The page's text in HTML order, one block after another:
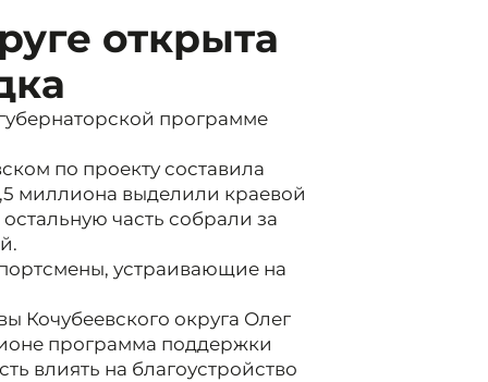
открыта
программе
по проекту составила
миллиона выделили краевой
часть собрали за
устраивающие на
Кочубеевского округа Олег
программа поддержки
влиять на благоустройство